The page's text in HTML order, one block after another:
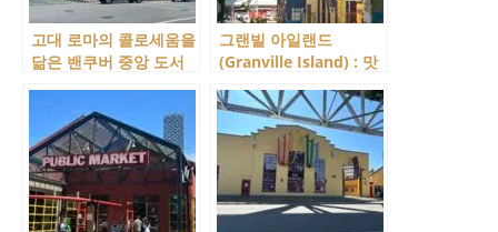
고대 로마의 콜로세움을
닮은 밴쿠버 중앙 도서
Branch) 방문
그랜빌 아일랜드
(Granville Island) : 맛
많습니다. 그래서 고른
맛집 소개!